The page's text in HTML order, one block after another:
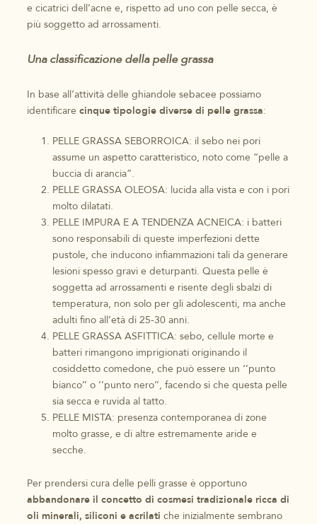
e cicatrici dell’acne e, rispetto ad uno con pelle secca, è
più soggetto ad arrossamenti.
Una classificazione della pelle grassa
In base all’attività delle ghiandole sebacee possiamo
identificare cinque tipologie diverse di pelle grassa:
PELLE GRASSA SEBORROICA: il sebo nei pori
assume un aspetto caratteristico, noto come “pelle a
buccia di arancia”.
PELLE GRASSA OLEOSA: lucida alla vista e con i pori
molto dilatati.
PELLE IMPURA E A TENDENZA ACNEICA: i batteri
sono responsabili di queste imperfezioni dette
pustole, che inducono infiammazioni tali da generare
lesioni spesso gravi e deturpanti. Questa pelle è
soggetta ad arrossamenti e risente degli sbalzi di
temperatura, non solo per gli adolescenti, ma anche
adulti fino all’età di 25-30 anni.
PELLE GRASSA ASFITTICA: sebo, cellule morte e
batteri rimangono imprigionati originando il
cosiddetto comedone, che può essere un ‘’punto
bianco’’ o ‘’punto nero’’, facendo sì che questa pelle
sia secca e ruvida al tatto.
PELLE MISTA: presenza contemporanea di zone
molto grasse, e di altre estremamente aride e
secche.
Per prendersi cura delle pelli grasse è opportuno
abbandonare il concetto di cosmesi tradizionale ricca di
oli minerali, siliconi e acrilati che inizialmente sembrano